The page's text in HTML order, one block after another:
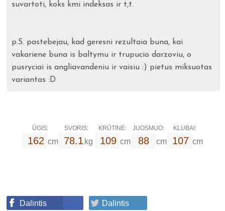
suvartoti, koks kmi indeksas ir t,t.
p.S. pastebejau, kad geresni rezultaia buna, kai
vakariene buna is baltymu ir trupucio darzoviu, o
pusryciai is angliavandeniu ir vaisiu :) pietus miksuotas
variantas :D
ŪGIS: SVORIS: KRŪTINĖ: JUOSMUO: KLUBAI:
162 cm 78.1 kg 109 cm 88 cm 107 cm
Dalintis Dalintis